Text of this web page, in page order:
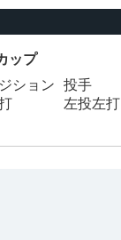
ップ
ション
投手
左投左打